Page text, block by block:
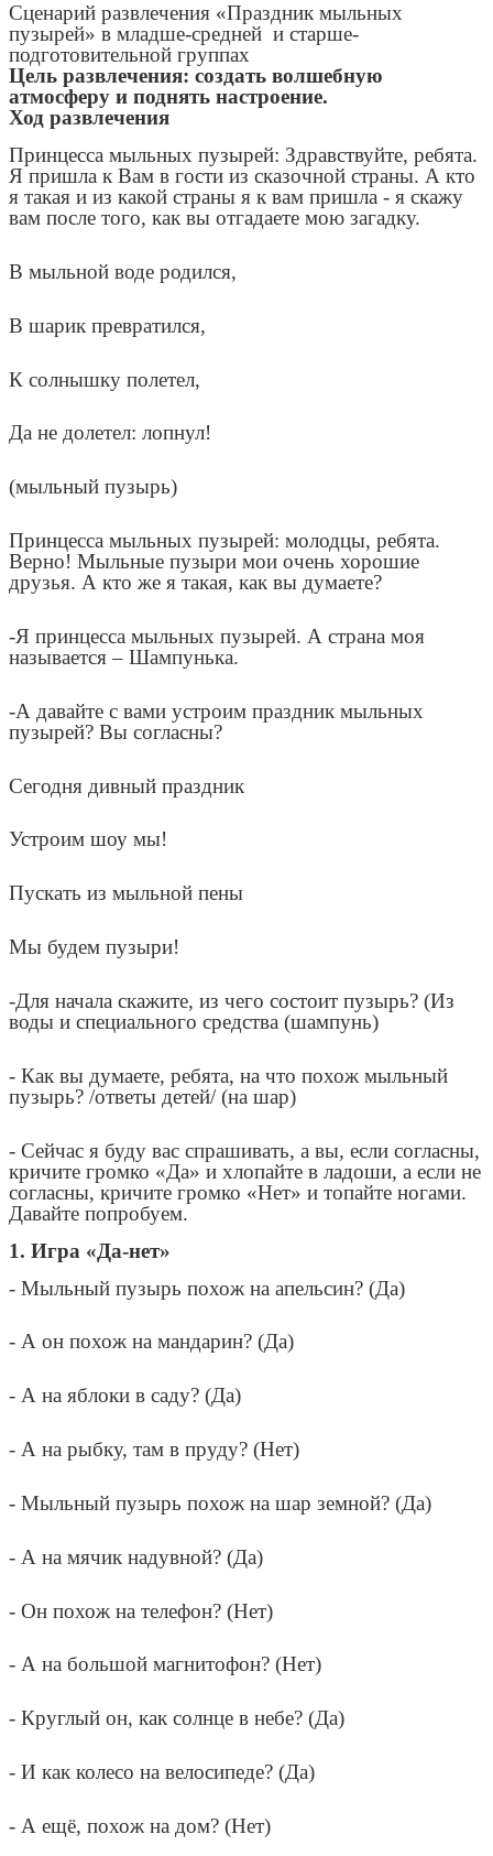
Сценарий развлечения «Праздник мыльных
пузырей» в младше-средней и старше-
подготовительной группах
Цель развлечения: создать волшебную
атмосферу и поднять настроение.
Ход развлечения
Принцесса мыльных пузырей: Здравствуйте, ребята.
Я пришла к Вам в гости из сказочной страны. А кто
я такая и из какой страны я к вам пришла - я скажу
вам после того, как вы отгадаете мою загадку.
В мыльной воде родился,
В шарик превратился,
К солнышку полетел,
Да не долетел: лопнул!
(мыльный пузырь)
Принцесса мыльных пузырей: молодцы, ребята.
Верно! Мыльные пузыри мои очень хорошие
друзья. А кто же я такая, как вы думаете?
-Я принцесса мыльных пузырей. А страна моя
называется – Шампунька.
-А давайте с вами устроим праздник мыльных
пузырей? Вы согласны?
Сегодня дивный праздник
Устроим шоу мы!
Пускать из мыльной пены
Мы будем пузыри!
-Для начала скажите, из чего состоит пузырь? (Из
воды и специального средства (шампунь)
- Как вы думаете, ребята, на что похож мыльный
пузырь? /ответы детей/ (на шар)
- Сейчас я буду вас спрашивать, а вы, если согласны,
кричите громко «Да» и хлопайте в ладоши, а если не
согласны, кричите громко «Нет» и топайте ногами.
Давайте попробуем.
1. Игра «Да-нет»
- Мыльный пузырь похож на апельсин? (Да)
- А он похож на мандарин? (Да)
- А на яблоки в саду? (Да)
- А на рыбку, там в пруду? (Нет)
- Мыльный пузырь похож на шар земной? (Да)
- А на мячик надувной? (Да)
- Он похож на телефон? (Нет)
- А на большой магнитофон? (Нет)
- Круглый он, как солнце в небе? (Да)
- И как колесо на велосипеде? (Да)
- А ещё, похож на дом? (Нет)